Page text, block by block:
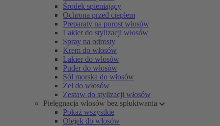
Środek spieniający
Ochrona przed ciepłem
Preparaty na porost włosów
Lakier do stylizacji włosów
Spray na odrosty
Krem do włosów
Lakier do włosów
Puder do włosów
Sól morska do włosów
Żel do włosów
Zestaw do stylizacji włosów
Pielęgnacja włosów bez spłukiwania
Pokaż wszystkie
Olejek do włosów